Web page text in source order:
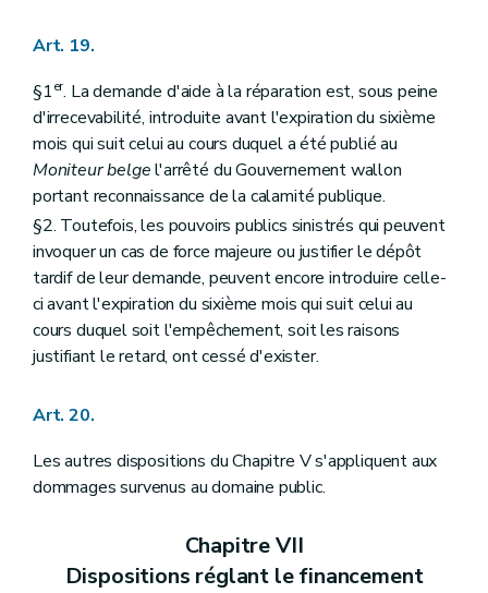
Art. 19.
§1er. La demande d'aide à la réparation est, sous peine
d'irrecevabilité, introduite avant l'expiration du sixième
mois qui suit celui au cours duquel a été publié au
Moniteur belgel'arrêté du Gouvernement wallon
portant reconnaissance de la calamité publique.
§2. Toutefois, les pouvoirs publics sinistrés qui peuvent
invoquer un cas de force majeure ou justifier le dépôt
tardif de leur demande, peuvent encore introduire celle-
ci avant l'expiration du sixième mois qui suit celui au
cours duquel soit l'empêchement, soit les raisons
justifiant le retard, ont cessé d'exister.
Art. 20.
Les autres dispositions du Chapitre V s'appliquent aux
dommages survenus au domaine public.
Chapitre VII
Dispositions réglant le financement